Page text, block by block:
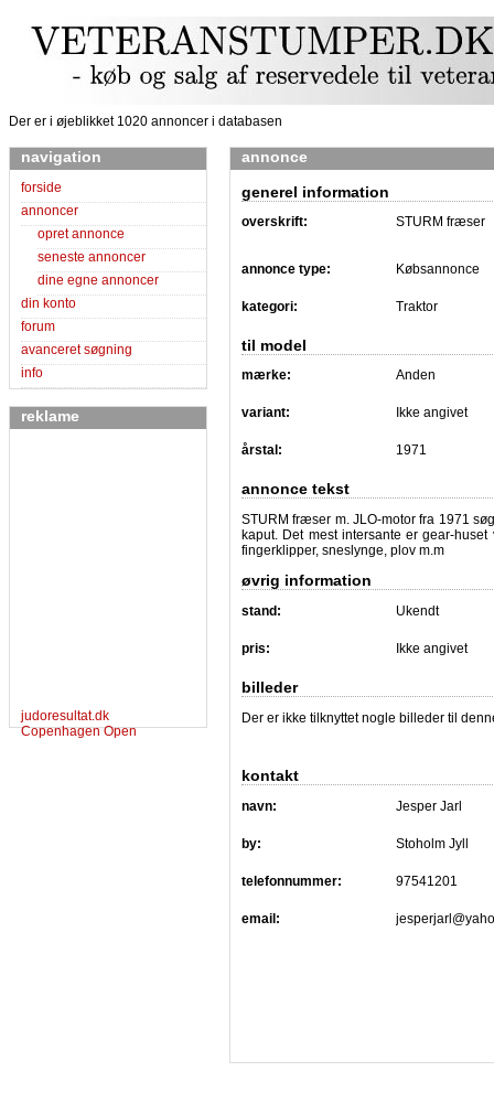
Der er i øjeblikket 1020 annoncer i databasen
navigation
forside
annoncer
opret annonce
seneste annoncer
dine egne annoncer
din konto
forum
avanceret søgning
info
reklame
judoresultat.dk
Copenhagen Open
annonce
generel information
overskrift: STURM fræser
annonce type: Købsannonce
kategori: Traktor
til model
mærke: Anden
variant: Ikke angivet
årstal: 1971
annonce tekst
STURM fræser m. JLO-motor fra 1971
kaput. Det mest intersante er gear-
fingerklipper, sneslynge, plov m.m
øvrig information
stand: Ukendt
pris: Ikke angivet
billeder
Der er ikke tilknyttet nogle billeder til
kontakt
navn: Jesper Jarl
by: Stoholm Jyll
telefonnummer: 97541201
email: